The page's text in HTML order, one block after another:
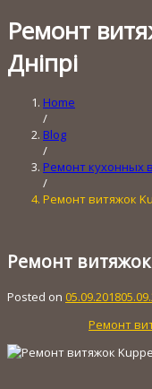
Ремонт
Дніпрі
Home
/
Blog
/
Ремонт кухонных
/
Ремонт витяжок
Ремонт
Posted on 05.09.2018
Ремонт